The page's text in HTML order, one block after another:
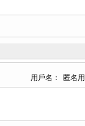
用戶名：
匿名